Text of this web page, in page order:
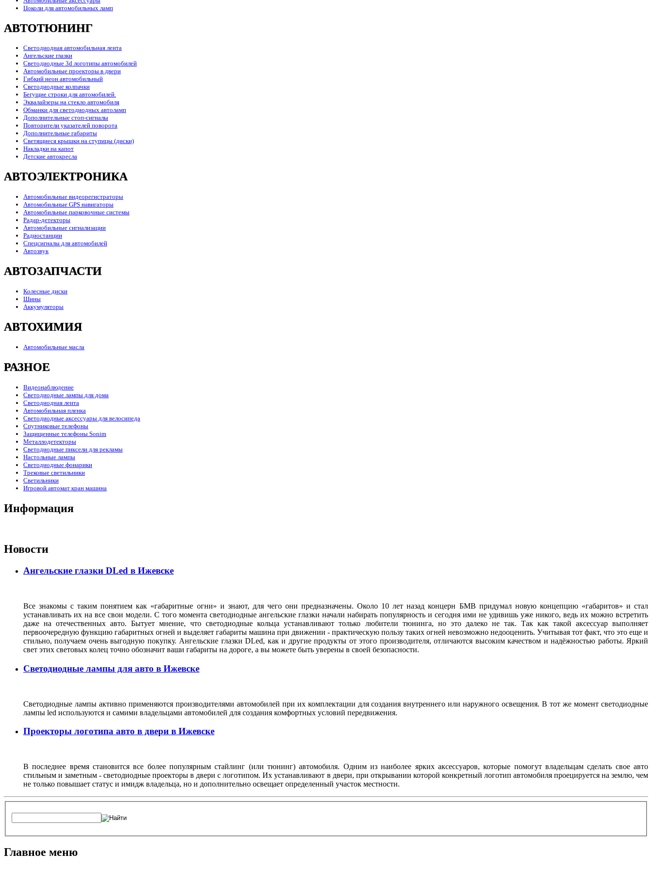
Цоколи для автомобильных ламп
АВТОТЮНИНГ
Светодиодная автомобильная лента
Ангельские глазки
Светодиодные 3d логотипы автомобилей
Автомобильные проекторы в двери
Гибкий неон автомобильный
Светодиодные колпачки
Бегущие строки для автомобилей.
Эквалайзеры на стекло автомобиля
Обманки для светодиодных автоламп
Дополнительные стоп-сигналы
Повторители указателей поворота
Дополнительные габариты
Светящиеся крышки на ступицы (диски)
Накладки на капот
Детские автокресла
АВТОЭЛЕКТРОНИКА
Автомобильные видеорегистраторы
Автомобильные GPS навигаторы
Автомобильные парковочные системы
Радар-детекторы
Автомобильные сигнализации
Радиостанции
Спецсигналы для автомобилей
Автозвук
АВТОЗАПЧАСТИ
Колесные диски
Шины
Аккумуляторы
АВТОХИМИЯ
Автомобильные масла
РАЗНОЕ
Видеонаблюдение
Светодиодные лампы для дома
Светодиодная лента
Автомобильная пленка
Светодиодные аксессуары для велосипеда
Спутниковые телефоны
Защищенные телефоны Sonim
Металлодетекторы
Светодиодные пиксели для рекламы
Настольные лампы
Светодиодные фонарики
Трековые светильники
Светильники
Игровой автомат кран машина
Информация
Новости
Ангельские глазки DLed в Ижевске
Все знакомы с таким понятием как «габаритные огни» и знают, для чего они предназначены. Около 10 лет назад концерн БМВ придумал новую концепцию «габаритов» и стал
устанавливать их на все свои модели. С того момента светодиодные ангельские глазки начали набирать популярность и сегодня ими не удивишь уже никого, ведь их можно встретить
даже на отечественных авто. Бытует мнение, что светодиодные кольца устанавливают только любители тюнинга, но это далеко не так. Так как такой аксессуар выполняет
первоочередную функцию габаритных огней и выделяет габариты машина при движении - практическую пользу таких огней невозможно недооценить. Учитывая тот факт, что это еще и
стильно, получаем очень выгодную покупку. Ангельские глазки DLed, как и другие продукты от этого производителя, отличаются высоким качеством и надёжностью работы. Яркий
свет этих световых колец точно обозначит ваши габариты на дороге, а вы можете быть уверены в своей безопасности.
Светодиодные лампы для авто в Ижевске
Светодиодные лампы активно применяются производителями автомобилей при их комплектации для создания внутреннего или наружного освещения. В тот же момент светодиодные
лампы led используются и самими владельцами автомобилей для создания комфортных условий передвижения.
Проекторы логотипа авто в двери в Ижевске
В последнее время становится все более популярным стайлинг (или тюнинг) автомобиля. Одним из наиболее ярких аксессуаров, которые помогут владельцам сделать свое авто
стильным и заметным - светодиодные проекторы в двери с логотипом. Их устанавливают в двери, при открывании которой конкретный логотип автомобиля проецируется на землю, чем
не только повышает статус и имидж владельца, но и дополнительно освещает определенный участок местности.
Главное меню